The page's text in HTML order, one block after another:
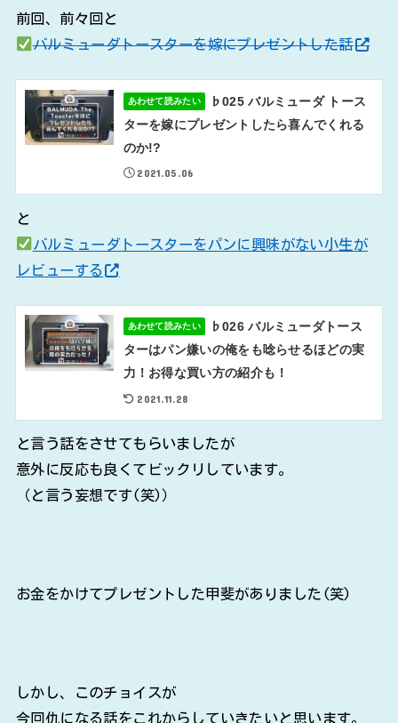
前回、前々回と
バルミューダトースターを嫁にプレゼントした話
あわせて読みたい
♭025 バルミューダ トース
ターを嫁にプレゼントしたら喜んでくれる
のか!?
2021.05.06
と
バルミューダトースターをパンに興味がない小生が
レビューする
あわせて読みたい
♭026 バルミューダトース
ターはパン嫌いの俺をも唸らせるほどの実
力！お得な買い方の紹介も！
2021.11.28
と言う話をさせてもらいましたが
意外に反応も良くてビックリしています。
（と言う妄想です(笑)）
お金をかけてプレゼントした甲斐がありました(笑)
しかし、このチョイスが
今回仇になる話をこれからしていきたいと思います。